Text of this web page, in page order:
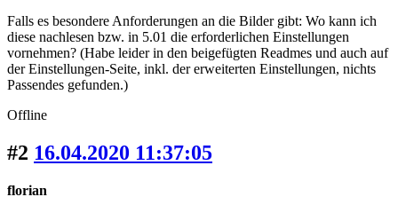
Falls es besondere Anforderungen an die Bilder gibt: Wo kann ich
diese nachlesen bzw. in 5.01 die erforderlichen Einstellungen
vornehmen? (Habe leider in den beigefügten Readmes und auch auf
der Einstellungen-Seite, inkl. der erweiterten Einstellungen, nichts
Passendes gefunden.)
Offline
#2 16.04.2020 11:37:05
florian